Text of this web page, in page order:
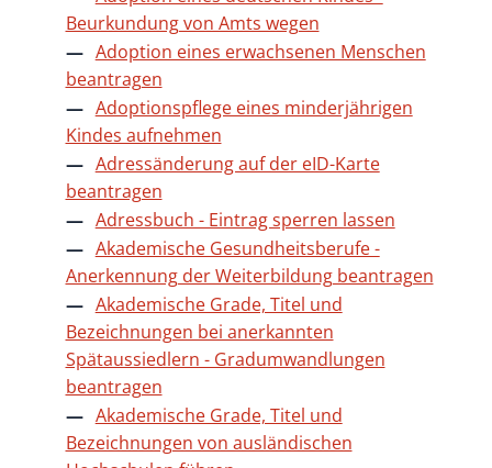
Beurkundung von Amts wegen
Adoption eines erwachsenen Menschen
beantragen
Adoptionspflege eines minderjährigen
Kindes aufnehmen
Adressänderung auf der eID-Karte
beantragen
Adressbuch - Eintrag sperren lassen
Akademische Gesundheitsberufe -
Anerkennung der Weiterbildung beantragen
Akademische Grade, Titel und
Bezeichnungen bei anerkannten
Spätaussiedlern - Gradumwandlungen
beantragen
Akademische Grade, Titel und
Bezeichnungen von ausländischen